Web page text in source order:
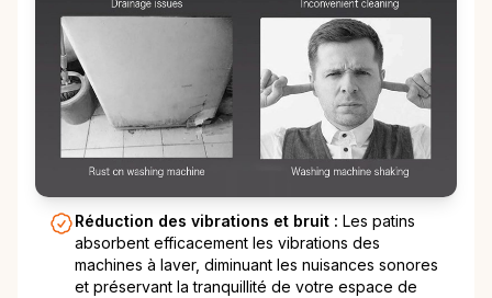
Réduction des vibrations et bruit : Les patins
absorbent efficacement les vibrations des
machines à laver, diminuant les nuisances sonores
et préservant la tranquillité de votre espace de